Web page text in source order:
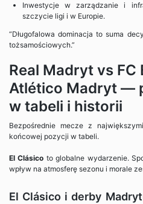
Inwestycje w zarządzanie i
szczycie ligi i w Europie.
“Długofalowa dominacja to suma
tożsamościowych.”
Real Madryt vs FC
Atlético Madryt —
w tabeli i historii
Bezpośrednie mecze z
końcowej pozycji w tabeli.
El Clásico to globalne wydarzenie.
wpływ na atmosferę sezonu i morale
El Clásico i derby